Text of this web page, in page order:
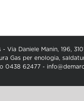
- Via Daniele Manin, 196,
Gas per enologia,
0438 62477 -